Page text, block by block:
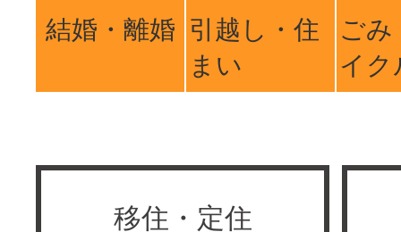
結婚・離婚 引越し・住
まい
ごみ
イク
移住・定住